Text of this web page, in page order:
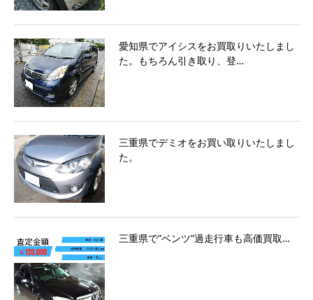
愛知県でアイシスをお買取りいたしまし
た。もちろん引き取り、登…
三重県でデミオをお買い取りいたしまし
た。
三重県で”ベンツ”過走行車も高価買取…